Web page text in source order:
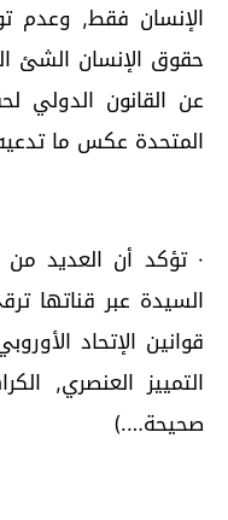
الإنسان فقط, وعدم
حقوق الإنسان الشئ
عن القانون الدولي
المتحدة عكس ما
· تؤكد أن العديد
السيدة عبر قناتها
قوانين الإتحاد
التمييز العنصري,
صحيحة….)